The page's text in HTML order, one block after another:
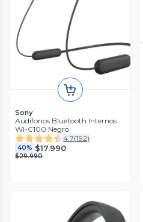
Sony
Audífonos Bluetooth Internos
WI-C100 Negro
4.7(192)
40% $17.990
$29.990